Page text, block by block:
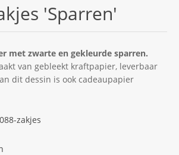
'Sparren'
met zwarte en gekleurde sparren.
van gebleekt kraftpapier, leverbaar
dit dessin is ook cadeaupapier
zakjes